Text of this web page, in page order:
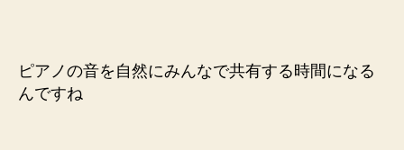
ピアノの音を自然にみんなで共有する時間になる
んですね